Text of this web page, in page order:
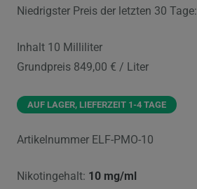
Niedrigster Preis der letzten 30 Tage:
Inhalt 10 Milliliter
Grundpreis 849,00 € / Liter
AUF LAGER, LIEFERZEIT 1-4 TAGE
Artikelnummer ELF-PMO-10
Nikotingehalt: 10 mg/ml